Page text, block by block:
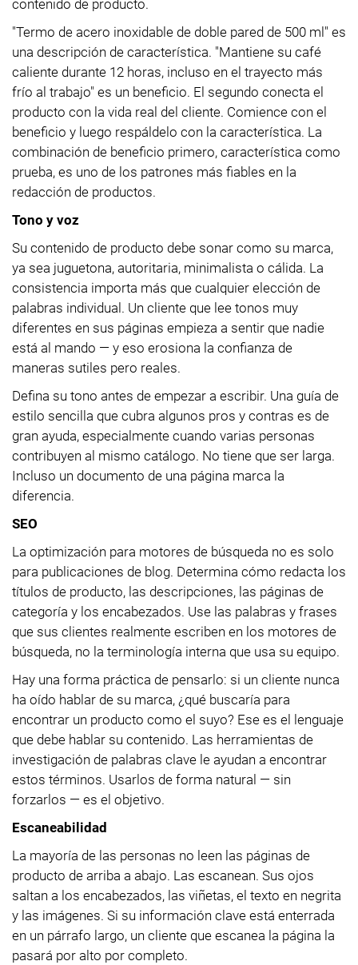
contenido de producto.
"Termo de acero inoxidable de doble pared de 500 ml" es
una descripción de característica. "Mantiene su café
caliente durante 12 horas, incluso en el trayecto más
frío al trabajo" es un beneficio. El segundo conecta el
producto con la vida real del cliente. Comience con el
beneficio y luego respáldelo con la característica. La
combinación de beneficio primero, característica como
prueba, es uno de los patrones más fiables en la
redacción de productos.
Tono y voz
Su contenido de producto debe sonar como su marca,
ya sea juguetona, autoritaria, minimalista o cálida. La
consistencia importa más que cualquier elección de
palabras individual. Un cliente que lee tonos muy
diferentes en sus páginas empieza a sentir que nadie
está al mando — y eso erosiona la confianza de
maneras sutiles pero reales.
Defina su tono antes de empezar a escribir. Una guía de
estilo sencilla que cubra algunos pros y contras es de
gran ayuda, especialmente cuando varias personas
contribuyen al mismo catálogo. No tiene que ser larga.
Incluso un documento de una página marca la
diferencia.
SEO
La optimización para motores de búsqueda no es solo
para publicaciones de blog. Determina cómo redacta los
títulos de producto, las descripciones, las páginas de
categoría y los encabezados. Use las palabras y frases
que sus clientes realmente escriben en los motores de
búsqueda, no la terminología interna que usa su equipo.
Hay una forma práctica de pensarlo: si un cliente nunca
ha oído hablar de su marca, ¿qué buscaría para
encontrar un producto como el suyo? Ese es el lenguaje
que debe hablar su contenido. Las herramientas de
investigación de palabras clave le ayudan a encontrar
estos términos. Usarlos de forma natural — sin
forzarlos — es el objetivo.
Escaneabilidad
La mayoría de las personas no leen las páginas de
producto de arriba a abajo. Las escanean. Sus ojos
saltan a los encabezados, las viñetas, el texto en negrita
y las imágenes. Si su información clave está enterrada
en un párrafo largo, un cliente que escanea la página la
pasará por alto por completo.